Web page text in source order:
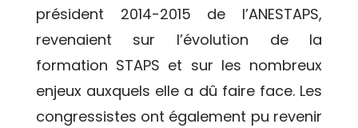
président 2014-2015 de l’ANESTAPS,
revenaient sur l’évolution de la
formation STAPS et sur les nombreux
enjeux auxquels elle a dû faire face. Les
congressistes ont également pu revenir